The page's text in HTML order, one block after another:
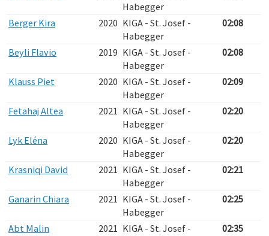
Habegger
Berger Kira 2020 KIGA - St. Josef -
Habegger
02:08
Beyli Flavio 2019 KIGA - St. Josef -
Habegger
02:08
Klauss Piet 2020 KIGA - St. Josef -
Habegger
02:09
Fetahaj Altea 2021 KIGA - St. Josef -
Habegger
02:20
Lyk Eléna 2020 KIGA - St. Josef -
Habegger
02:20
Krasniqi David 2021 KIGA - St. Josef -
Habegger
02:21
Ganarin Chiara 2021 KIGA - St. Josef -
Habegger
02:25
Abt Malin 2021 KIGA - St. Josef -
02:35